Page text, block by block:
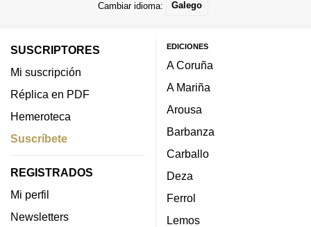
Cambiar idioma: Galego
SUSCRIPTORES
Mi suscripción
Réplica en PDF
Hemeroteca
Suscríbete
REGISTRADOS
Mi perfil
Newsletters
EDICIONES
A Coruña
A Mariña
Arousa
Barbanza
Carballo
Deza
Ferrol
Lemos